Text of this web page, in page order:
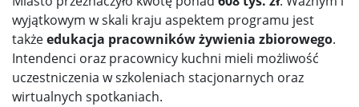
wyjątkowym w skali kraju aspektem programu jest
takżeedukacja pracowników żywienia zbiorowego.
Intendenci oraz pracownicy kuchni mieli możliwość
uczestniczenia w szkoleniach stacjonarnych oraz
wirtualnych spotkaniach.